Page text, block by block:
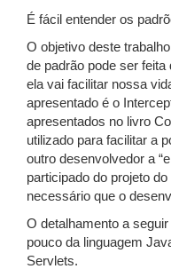
É fácil entender os
O objetivo deste
de padrão pode ser
ela vai facilitar nossa
apresentado é o
apresentados no livro
utilizado para facilitar a
outro desenvolvedor a
participado do projeto
necessário que o
O detalhamento a
pouco da linguagem
Servlets.